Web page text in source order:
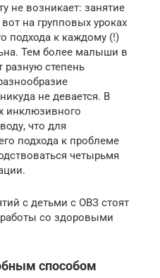
не возникает: занятие
на групповых уроках
подхода к каждому (!)
Тем более малыши в
разную степень
не девается. В
инклюзивного
что для
подхода к проблеме
четырьмя
с детьми с ОВЗ стоят
работы со здоровыми
способом